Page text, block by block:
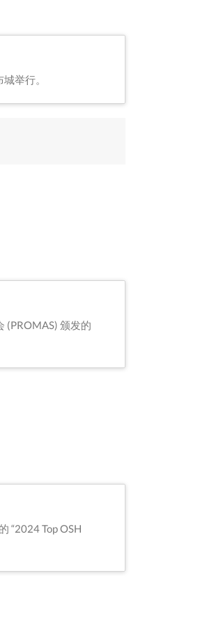
举行。
(PROMAS) 颁发的
“2024 Top OSH